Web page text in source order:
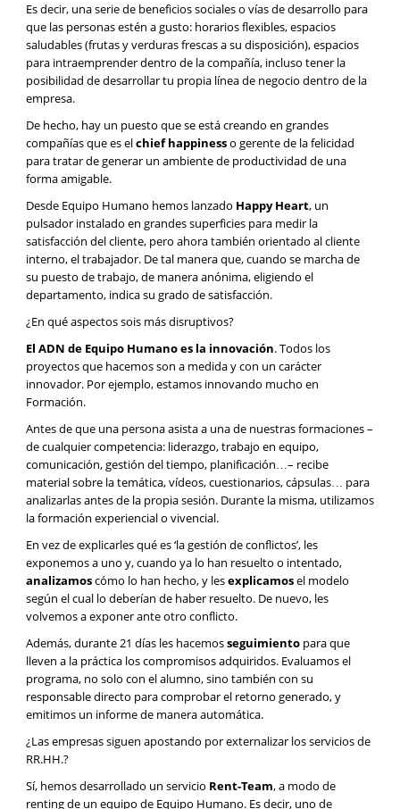
Es decir, una serie de beneficios sociales o vías de desarrollo para
que las personas estén a gusto: horarios flexibles, espacios
saludables (frutas y verduras frescas a su disposición), espacios
para intraemprender dentro de la compañía, incluso tener la
posibilidad de desarrollar tu propia línea de negocio dentro de la
empresa.
De hecho, hay un puesto que se está creando en grandes
compañías que es elchief happinesso gerente de la felicidad
para tratar de generar un ambiente de productividad de una
forma amigable.
Desde Equipo Humano hemos lanzado Happy Heart, un
pulsador instalado en grandes superficies para medir la
satisfacción del cliente, pero ahora también orientado al cliente
interno, el trabajador. De tal manera que, cuando se marcha de
su puesto de trabajo, de manera anónima, eligiendo el
departamento, indica su grado de satisfacción.
¿En qué aspectos sois más disruptivos?
El ADN de Equipo Humano es la innovación. Todos los
proyectos que hacemos son a medida y con un carácter
innovador. Por ejemplo, estamos innovando mucho en
Formación.
Antes de que una persona asista a una de nuestras formaciones –
de cualquier competencia: liderazgo, trabajo en equipo,
comunicación, gestión del tiempo, planificación…– recibe
material sobre la temática, vídeos, cuestionarios, cápsulas… para
analizarlas antes de la propia sesión. Durante la misma, utilizamos
la formación experiencial o vivencial.
En vez de explicarles qué es ‘la gestión de conflictos’, les
exponemos a uno y, cuando ya lo han resuelto o intentado,
analizamoscómo lo han hecho, y lesexplicamosel modelo
según el cual lo deberían de haber resuelto. De nuevo, les
volvemos a exponer ante otro conflicto.
Además, durante 21 días les hacemosseguimiento para que
lleven a la práctica los compromisos adquiridos. Evaluamos el
programa, no solo con el alumno, sino también con su
responsable directo para comprobar el retorno generado, y
emitimos un informe de manera automática.
¿Las empresas siguen apostando por externalizar los servicios de
RR.HH.?
Sí, hemos desarrollado un servicio Rent-Team, a modo de
renting de un equipo de Equipo Humano. Es decir, uno de